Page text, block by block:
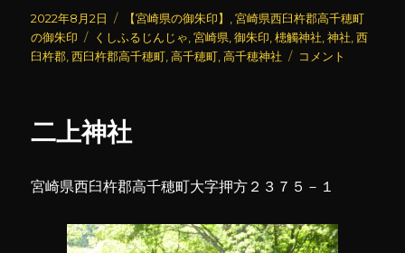
投
稿
日:
2022年8月2日
カ
テ
ゴ
【宮崎県の御朱印】 ,宮崎県西臼杵郡高千穂町
の御朱印
タ
グ
くしふるじんじゃ ,宮崎県 ,御朱印 ,槵觸神社 ,神社 ,西
臼杵郡 ,西臼杵郡高千穂町 ,高千穂町 ,高千穂神社
槵
る
ん
じ
コメント
二上神社
宮崎県西臼杵郡高千穂町大字押方２３７５－１